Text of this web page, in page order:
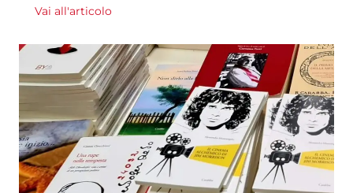
Vai all'articolo